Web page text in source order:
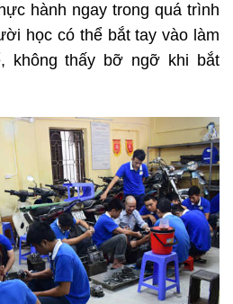
hành ngay trong quá trình
học có thể bắt tay vào làm
không thấy bỡ ngỡ khi bắt